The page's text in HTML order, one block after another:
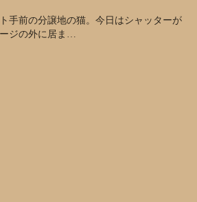
手前の分譲地の猫。今日はシャッターが
ジの外に居ま…